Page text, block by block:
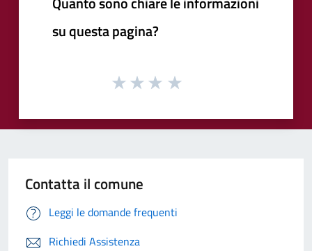
su questa pagina?
Contatta il comune
Leggi le domande frequenti
Richiedi Assistenza